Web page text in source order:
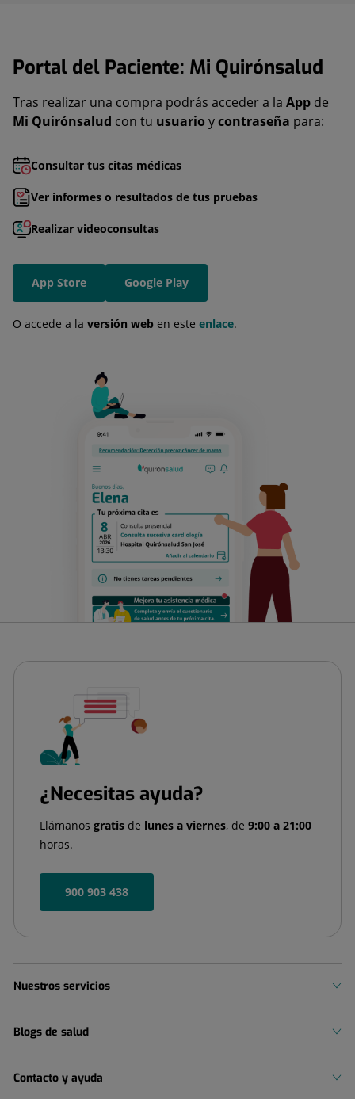
Portal del Paciente: Mi Quirónsalud
Tras realizar una compra podrás acceder a la App de
Mi Quirónsalud con tu usuario ycontraseña para:
Consultar tus citas médicas
Ver informes o resultados de tus pruebas
Realizar videoconsultas
App Store Google Play
O accede a la versión web en este enlace.
¿Necesitas ayuda?
Llámanos gratis de lunes a viernes, de 9:00 a 21:00
horas.
900 903 438
Nuestros servicios
Blogs de salud
Contacto y ayuda